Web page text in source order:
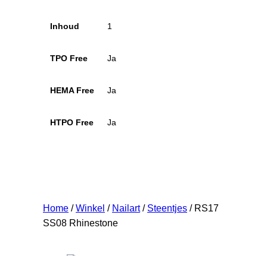
Inhoud 1
TPO Free Ja
HEMA Free Ja
HTPO Free Ja
Home / Winkel / Nailart / Steentjes / RS17
SS08 Rhinestone